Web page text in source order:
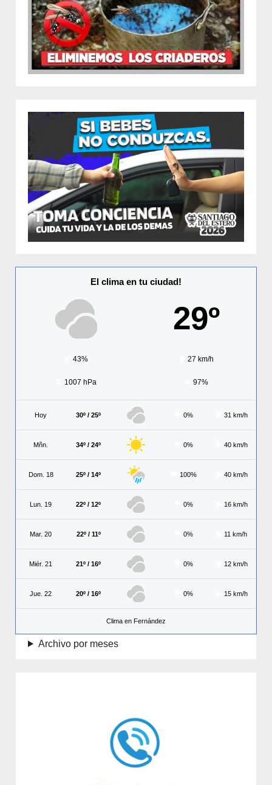
El clima en tu ciudad!
29º
43% 27 km/h
1007 hPa 97%
Hoy 30º / 25º 0% 31 km/h
Mñn. 34º / 24º 0% 40 km/h
Dom. 18 25º / 14º 100% 40 km/h
Lun. 19 22º / 12º 0% 16 km/h
Mar. 20 22º / 11º 0% 11 km/h
Miér. 21 21º / 16º 0% 12 km/h
Jue. 22 20º / 16º 0% 15 km/h
Clima en Fernández
Archivo por meses